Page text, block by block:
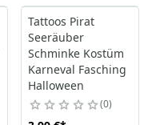
Tattoos Pirat
Seeräuber
Schminke Kostüm
Karneval Fasching
Halloween
0